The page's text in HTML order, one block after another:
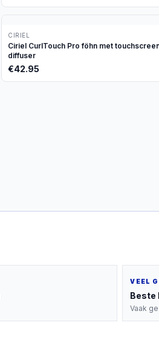
CIRIEL
Ciriel CurlTouch Pro föhn met
diffuser
€42.95
VEEL
Beste
Vaak